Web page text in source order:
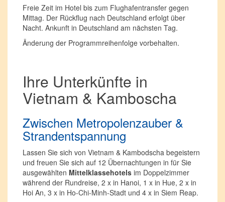
Freie Zeit im Hotel bis zum Flughafentransfer gegen
Mittag. Der Rückflug nach Deutschland erfolgt über
Nacht. Ankunft in Deutschland am nächsten Tag.
Änderung der Programmreihenfolge vorbehalten.
Ihre Unterkünfte in
Vietnam & Kamboscha
Zwischen Metropolenzauber &
Strandentspannung
Lassen Sie sich von Vietnam & Kambodscha begeistern
und freuen Sie sich auf 12 Übernachtungen in für Sie
ausgewählten Mittelklassehotels im Doppelzimmer
während der Rundreise, 2 x in Hanoi, 1 x in Hue, 2 x in
Hoi An, 3 x in Ho-Chi-Minh-Stadt und 4 x in Siem Reap.